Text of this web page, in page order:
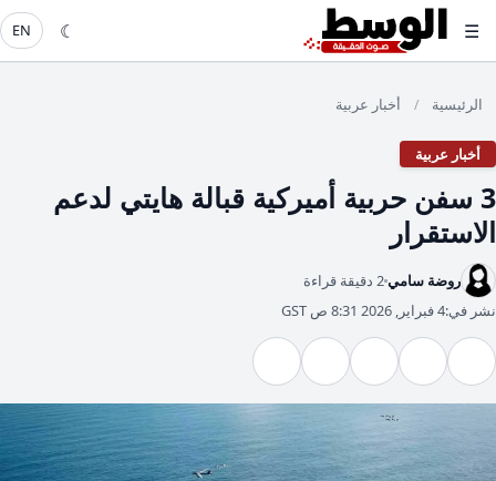
☰
☾
EN
الرئيسية / أخبار عربية
أخبار عربية
3 سفن حربية أميركية قبالة هايتي لدعم
الاستقرار
روضة سامي2 دقيقة قراءة
نشر في:4 فبراير, 2026 8:31 ص GST